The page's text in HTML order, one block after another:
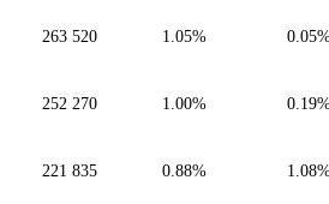
263 520 1.05%
252 270 1.00%
221 835 0.88%